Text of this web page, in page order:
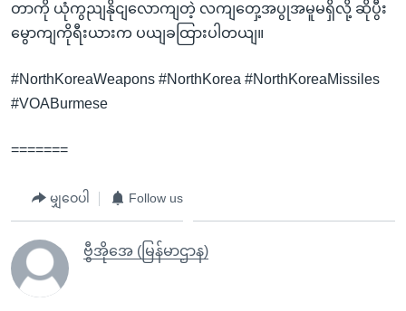
တာကို ယုံကွညျနိုငျလောကျတဲ့ လကျတှေ့အပွုအမူမရှိလို့ ဆိုပွီး
မွောကျကိုရီးယားက ပယျခထြားပါတယျ။
#NorthKoreaWeapons #NorthKorea #NorthKoreaMissiles
#VOABurmese
=======
မျှဝေပါ Follow us
ဗွီအိုအေ (မြန်မာဌာန)